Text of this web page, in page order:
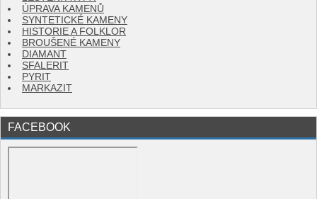
ÚPRAVA KAMENŮ
SYNTETICKÉ KAMENY
HISTORIE A FOLKLOR
BROUŠENÉ KAMENY
DIAMANT
SFALERIT
PYRIT
MARKAZIT
FACEBOOK